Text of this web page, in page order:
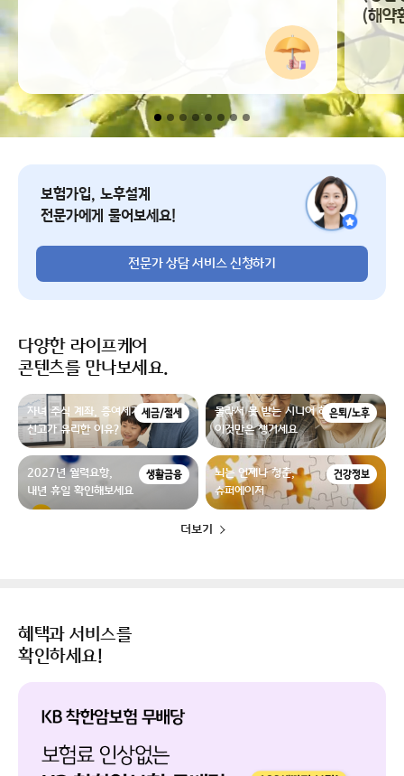
(해약
전문가 상담 서비스 신청
보험가입, 노후설계
전문가에게 물어보세요!
전문가 상담 서비스 신청하기
다양한 라이프케어
콘텐츠를 만나보세요.
세금/절세
자녀 주식 계좌, 증여세가 없더라도
신고가 유리한 이유?
은퇴/노후
몰라서 못 받는 시니어 혜택,
이것만은 챙기세요
생활금융
2027년 월력요항,
내년 휴일 확인해보세요
건강정보
뇌는 언제나 청춘,
슈퍼에이저
더보기
혜택과 서비스를
확인하세요!